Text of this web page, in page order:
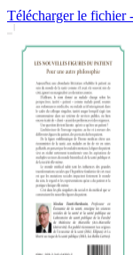
Télécharger le fichier